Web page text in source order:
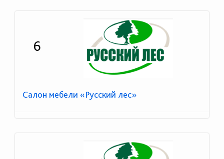
6
Салон мебели «Русский лес»